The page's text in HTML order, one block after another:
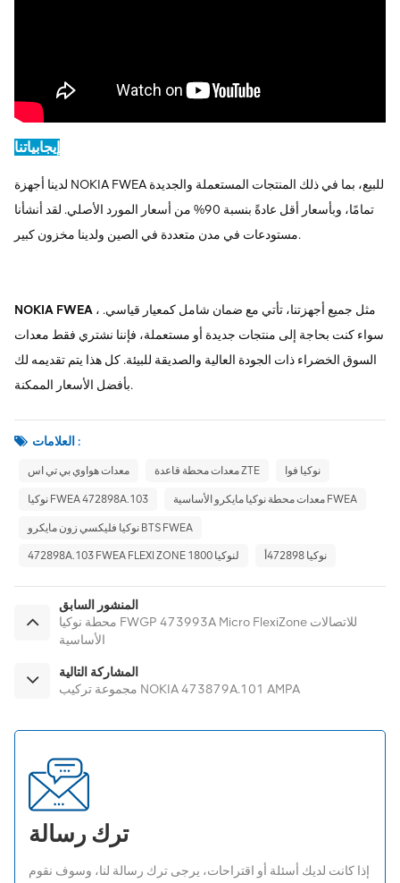
إيجابياتنا
لدينا أجهزة NOKIA FWEA للبيع، بما في ذلك المنتجات المستعملة والجديدة
تمامًا، وبأسعار أقل عادةً بنسبة 90% من أسعار المورد الأصلي. لقد أنشأنا
مستودعات في مدن متعددة في الصين ولدينا مخزون كبير.
NOKIA FWEA ، مثل جميع أجهزتنا، تأتي مع ضمان شامل كمعيار قياسي.
سواء كنت بحاجة إلى منتجات جديدة أو مستعملة، فإننا نشتري فقط معدات
السوق الخضراء ذات الجودة العالية والصديقة للبيئة. كل هذا يتم تقديمه لك
بأفضل الأسعار الممكنة.
العلامات :
معدات هواوي بي تي اس معدات محطة قاعدة ZTE نوكيا فوا
نوكيا FWEA 472898A.103 معدات محطة نوكيا مايكرو الأساسية FWEA
نوكيا فليكسي زون مايكرو BTS FWEA
472898A.103 FWEA FLEXI ZONE 1800 لنوكيا نوكيا 472898أ
المنشور السابق
محطة نوكيا FWGP 473993A Micro FlexiZone للاتصالات
الأساسية
المشاركة التالية
مجموعة تركيب NOKIA 473879A.101 AMPA
ترك رسالة
إذا كانت لديك أسئلة أو اقتراحات، يرجى ترك رسالة لنا، وسوف نقوم